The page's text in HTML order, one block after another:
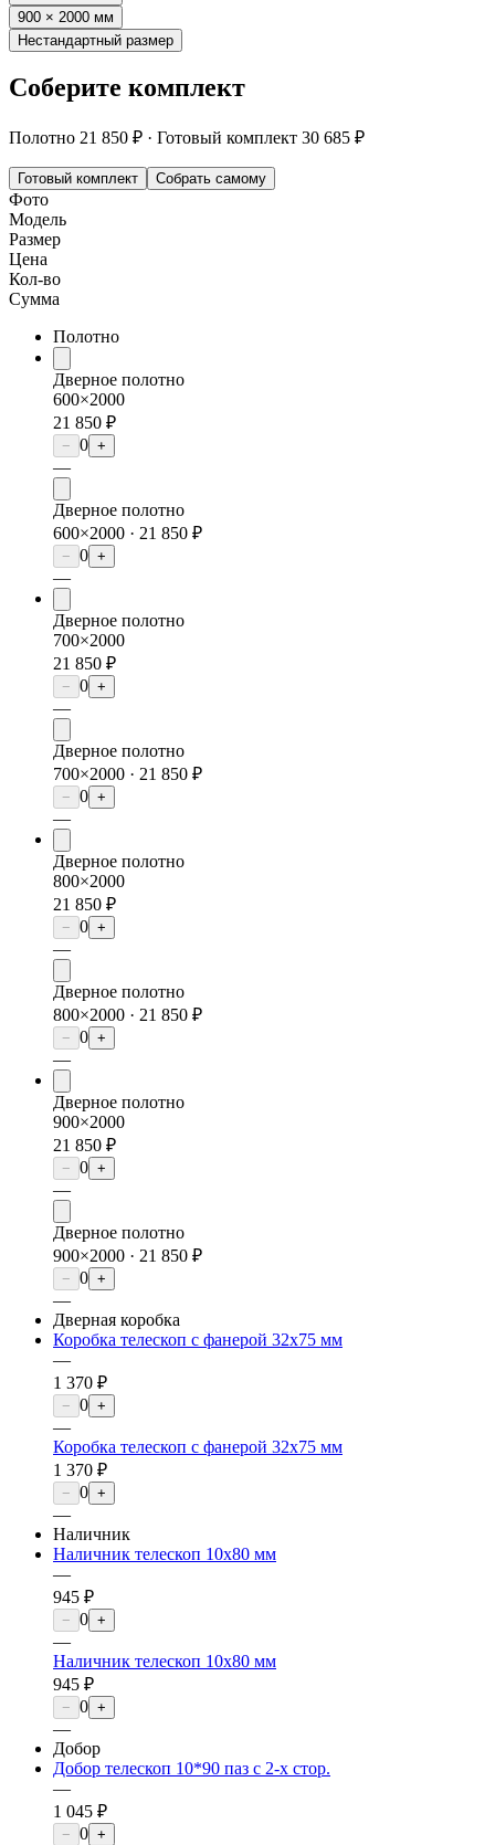
900 × 2000 мм
Нестандартный размер
Соберите комплект
Полотно 21 850 ₽ · Готовый комплект 30 685 ₽
Готовый комплект Собрать самому
Фото
Модель
Размер
Цена
Кол-во
Сумма
Полотно
Дверное полотно
600×2000
21 850 ₽
− 0 +
—
Дверное полотно
600×2000 · 21 850 ₽
− 0 +
—
Дверное полотно
700×2000
21 850 ₽
− 0 +
—
Дверное полотно
700×2000 · 21 850 ₽
− 0 +
—
Дверное полотно
800×2000
21 850 ₽
− 0 +
—
Дверное полотно
800×2000 · 21 850 ₽
− 0 +
—
Дверное полотно
900×2000
21 850 ₽
− 0 +
—
Дверное полотно
900×2000 · 21 850 ₽
− 0 +
—
Дверная коробка
Коробка телескоп с фанерой 32х75 мм
—
1 370 ₽
− 0 +
—
Коробка телескоп с фанерой 32х75 мм
1 370 ₽
− 0 +
—
Наличник
Наличник телескоп 10х80 мм
—
945 ₽
− 0 +
—
Наличник телескоп 10х80 мм
945 ₽
− 0 +
—
Добор
Добор телескоп 10*90 паз с 2-х стор.
—
1 045 ₽
− 0 +